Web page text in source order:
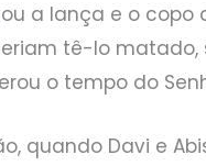
a lança e o copo
tê-lo matado,
o tempo do
quando Davi e